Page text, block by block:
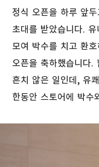
정식 오픈을 하루 앞
초대를 받았습니다.
모여 박수를 치고 환
오픈을 축하했습니다.
흔치 않은 일인데, 유
한동안 스토어에 박수